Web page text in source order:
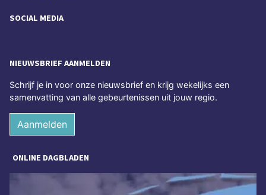
SOCIAL MEDIA
NIEUWSBRIEF AANMELDEN
Schrijf je in voor onze nieuwsbrief en krijg wekelijks een
samenvatting van alle gebeurtenissen uit jouw regio.
Aanmelden
ONLINE DAGBLADEN